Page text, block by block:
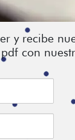
y recibe
con